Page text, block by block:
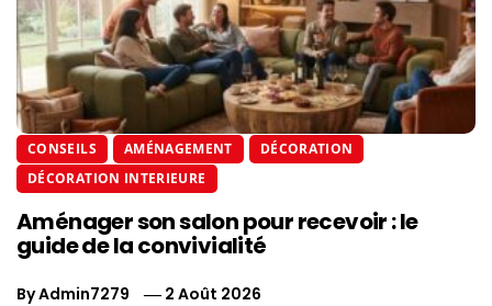
CONSEILS AMÉNAGEMENT
DÉCORATION
DÉCORATION INTERIEURE
Aménager son salon pour recevoir : le
guide de la convivialité
ByAdmin7279 2 Août 2026